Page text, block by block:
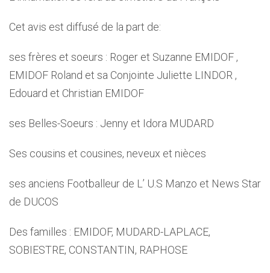
Cet avis est diffusé de la part de:
ses frères et soeurs : Roger et Suzanne EMIDOF ,
EMIDOF Roland et sa Conjointe Juliette LINDOR ,
Edouard et Christian EMIDOF
ses Belles-Soeurs : Jenny et Idora MUDARD
Ses cousins et cousines, neveux et nièces
ses anciens Footballeur de L’ U.S Manzo et News Star
de DUCOS
Des familles : EMIDOF, MUDARD-LAPLACE,
SOBIESTRE, CONSTANTIN, RAPHOSE